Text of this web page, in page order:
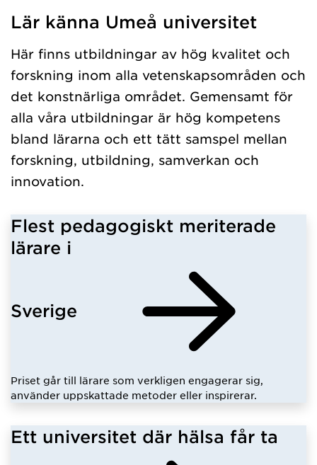
Har hämtat programgrundniva.
Lär känna Umeå universitet
Här finns utbildningar av hög kvalitet och
forskning inom alla vetenskapsområden och
det konstnärliga området. Gemensamt för
alla våra utbildningar är hög kompetens
bland lärarna och ett tätt samspel mellan
forskning, utbildning, samverkan och
innovation.
Flest pedagogiskt meriterade
lärare i
Sverige
Priset går till lärare som verkligen engagerar sig,
använder uppskattade metoder eller inspirerar.
Ett universitet där hälsa får ta